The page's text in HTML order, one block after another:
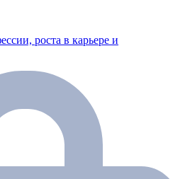
роста в карьере и